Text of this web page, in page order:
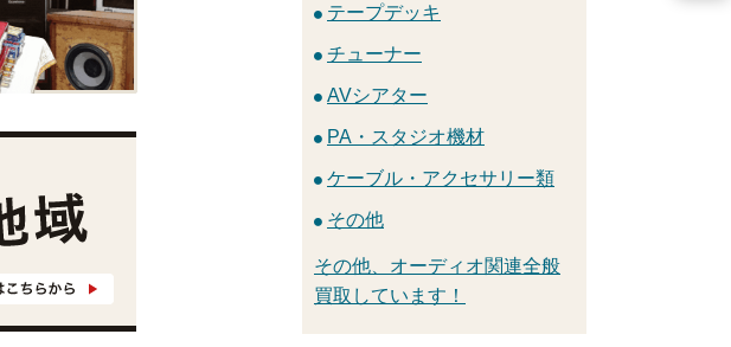
テープデッキ
チューナー
AVシアター
PA・スタジオ機材
ケーブル・アクセサリー類
その他
その他、オーディオ関連全般
買取しています！